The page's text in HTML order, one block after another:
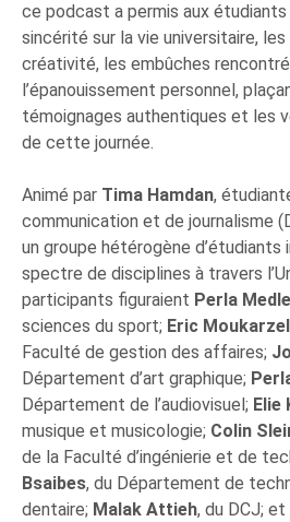
ce podcast a permis aux étudiants
sincérité sur la vie universitaire,
créativité, les embûches
l’épanouissement personnel,
témoignages authentiques et les
de cette journée.
Animé par Tima Hamdan,
communication et de journalisme
un groupe hétérogène d’étudiants
spectre de disciplines à travers
participants figuraient Perla
sciences du sport; Eric Moukarzel
Faculté de gestion des affaires;
Département d’art graphique;
Département de l’audiovisuel; Elie
musique et musicologie; Colin
de la Faculté d’ingénierie et de
Bsaibes, du Département de
dentaire; Malak Attieh, du DCJ; et